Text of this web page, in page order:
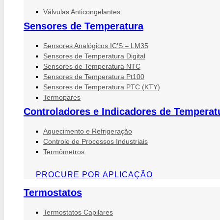
Válvulas Anticongelantes
Sensores de Temperatura
Sensores Analógicos IC’S – LM35
Sensores de Temperatura Digital
Sensores de Temperatura NTC
Sensores de Temperatura Pt100
Sensores de Temperatura PTC (KTY)
Termopares
Controladores e Indicadores de
Aquecimento e Refrigeração
Controle de Processos Industriais
Termômetros
PROCURE POR APLICAÇÃO
Termostatos
Termostatos Capilares